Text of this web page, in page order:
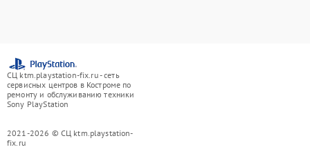
СЦ ktm.playstation-fix.ru - сеть
сервисных центров в Костроме по
ремонту и обслуживанию техники
Sony PlayStation
2021-2026 © СЦ ktm.playstation-
fix.ru